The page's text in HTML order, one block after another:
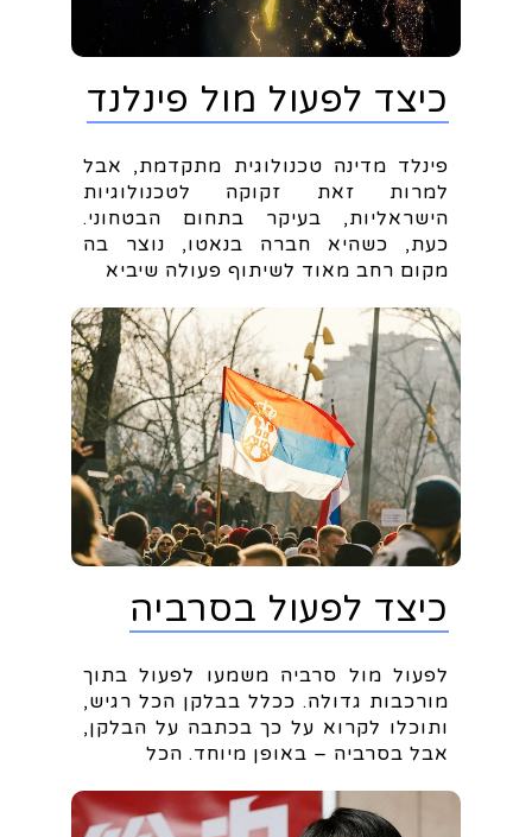
כיצד לפעול מול פינלנד
פינלד מדינה טכנולוגית מתקדמת, אבל
למרות זאת זקוקה לטכנולוגיות
הישראליות, בעיקר בתחום הבטחוני.
כעת, כשהיא חברה בנאטו, נוצר בה
מקום רחב מאוד לשיתוף פעולה שיביא
כיצד לפעול בסרביה
לפעול מול סרביה משמעו לפעול בתוך
מורכבות גדולה. ככלל בבלקן הכל רגיש,
ותוכלו לקרוא על כך בכתבה על הבלקן,
אבל בסרביה – באופן מיוחד. הכל